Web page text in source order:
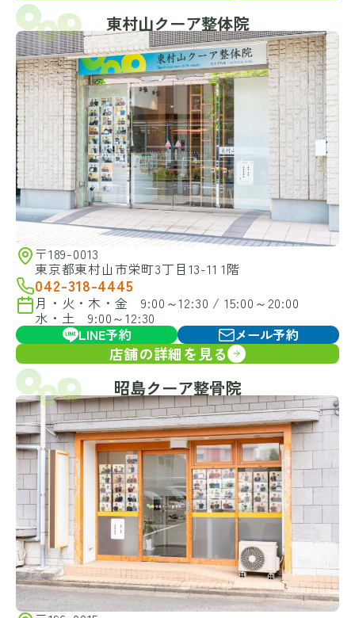
東村山クーア整体院
〒189-0013
東京都東村山市栄町3丁目13-11 1階
042-318-4445
月・火・木・金 9:00～12:30 / 15:00～20:00
水・土 9:00～12:30
LINE予約
メール予約
店舗の詳細を見る
昭島クーア整骨院